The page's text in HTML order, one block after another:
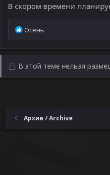
В скором времени
Р
а
ц
Осень
В этой теме нельзя
Архив / Archive